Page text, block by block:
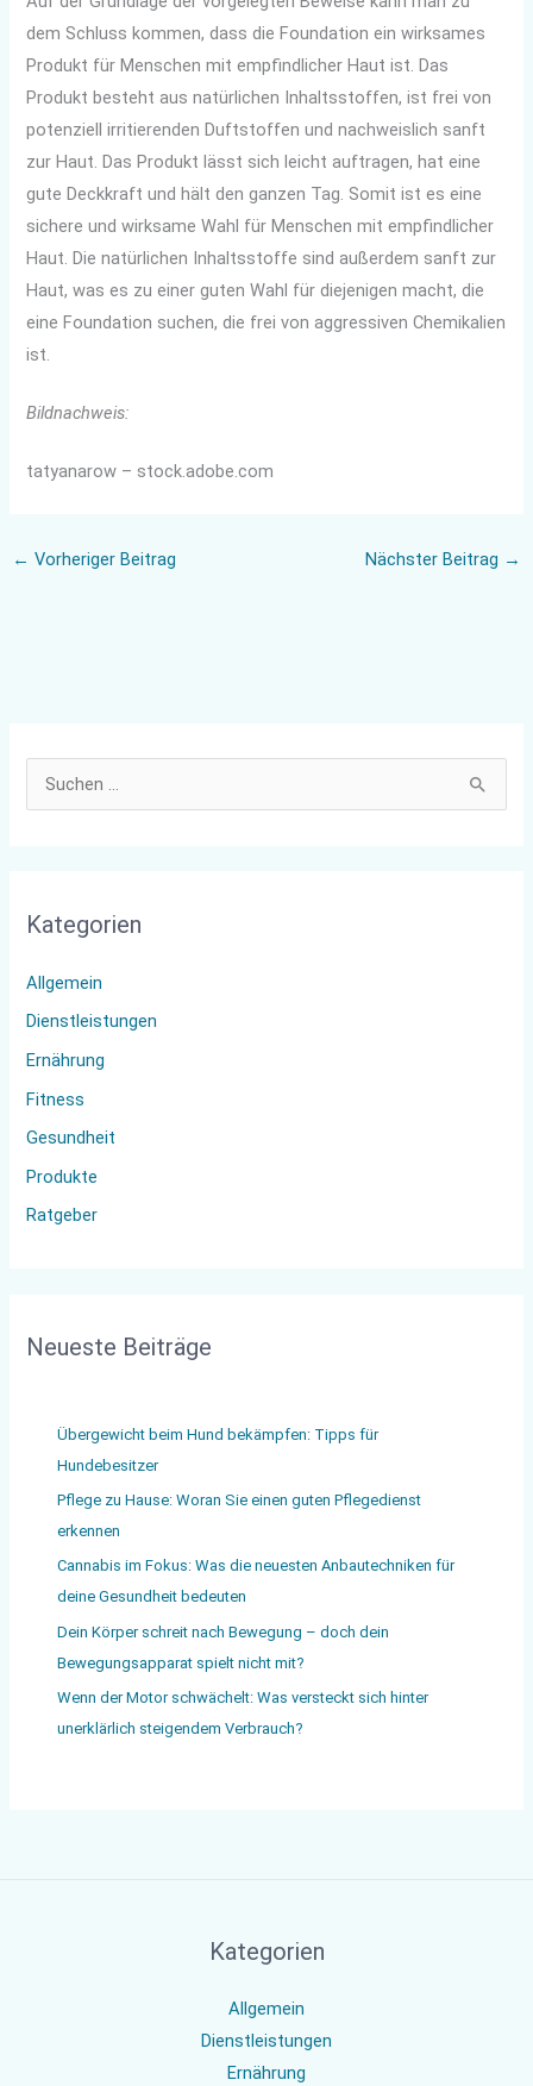
dem Schluss kommen, dass die Foundation ein wirksames
Produkt für Menschen mit empfindlicher Haut ist. Das
Produkt besteht aus natürlichen Inhaltsstoffen, ist frei von
potenziell irritierenden Duftstoffen und nachweislich sanft
zur Haut. Das Produkt lässt sich leicht auftragen, hat eine
gute Deckkraft und hält den ganzen Tag. Somit ist es eine
sichere und wirksame Wahl für Menschen mit empfindlicher
Haut. Die natürlichen Inhaltsstoffe sind außerdem sanft zur
Haut, was es zu einer guten Wahl für diejenigen macht, die
eine Foundation suchen, die frei von aggressiven Chemikalien
ist.
Bildnachweis:
tatyanarow – stock.adobe.com
← Vorheriger Beitrag Nächster Beitrag →
e
a
c
h
:
Kategorien
Allgemein
Dienstleistungen
Ernährung
Fitness
Gesundheit
Produkte
Ratgeber
Neueste Beiträge
Übergewicht beim Hund bekämpfen: Tipps für
Hundebesitzer
Pflege zu Hause: Woran Sie einen guten Pflegedienst
erkennen
Cannabis im Fokus: Was die neuesten Anbautechniken für
deine Gesundheit bedeuten
Dein Körper schreit nach Bewegung – doch dein
Bewegungsapparat spielt nicht mit?
Wenn der Motor schwächelt: Was versteckt sich hinter
unerklärlich steigendem Verbrauch?
Kategorien
Allgemein
Dienstleistungen
Ernährung